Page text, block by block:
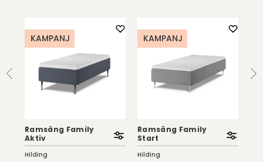
KAMPANJ
Ramsäng Family
Aktiv
Hilding
KAMPANJ
Ramsäng Family
Start
Hilding